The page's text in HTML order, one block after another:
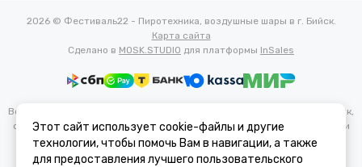
2026 © Фестиваль22 - Пиротехника, воздушные шары в г. Бийск.
Карта сайта
Сделано в MOSK.STUDIO для платформы InSales
Вся представленная на сайте информация, касающаяся характеристик,
стоимости товаров и услуг, носит информационный характер и ни при
каких условиях не является публичной офертой, определяемой
положениями Статьи 437(2) Гражданского кодекса РФ.
Этот сайт использует cookie-файлы и другие
технологии, чтобы помочь Вам в навигации, а также
для предоставления лучшего пользовательского